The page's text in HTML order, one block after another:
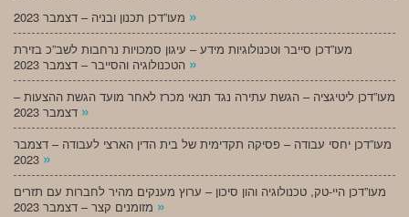
»
מעו”דכן סייבר וטכנולוגיות מידע – עיגון סמכויות נרחבות לשב”כ בזירת
»
מעו”דכן ליטיגציה – הגשת עתירה נגד תנאי מכרז לאחר מועד הגשת ההצעות –
»
מעו”דכן יחסי עבודה – פסיקה תקדימית של בית הדין הארצי לעבודה – דצמבר
»
מעו”דכן היי-טק, טכנולוגיה והון סיכון – ערוץ מענקים מהיר לחברות עם תזרים
»